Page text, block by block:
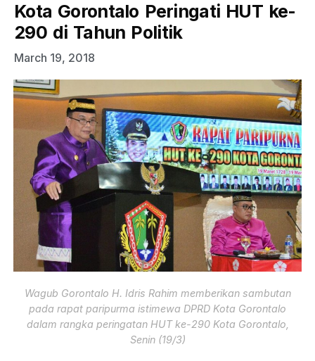
Kota Gorontalo Peringati HUT ke-
290 di Tahun Politik
March 19, 2018
Wagub Gorontalo H. Idris Rahim memberikan sambutan
pada rapat paripurma istimewa DPRD Kota Gorontalo
dalam rangka peringatan HUT ke-290 Kota Gorontalo,
Senin (19/3)